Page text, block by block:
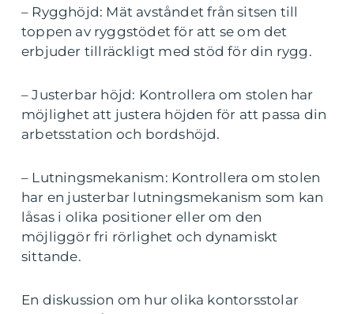
– Rygghöjd: Mät avståndet från sitsen till
toppen av ryggstödet för att se om det
erbjuder tillräckligt med stöd för din rygg.
– Justerbar höjd: Kontrollera om stolen har
möjlighet att justera höjden för att passa din
arbetsstation och bordshöjd.
– Lutningsmekanism: Kontrollera om stolen
har en justerbar lutningsmekanism som kan
låsas i olika positioner eller om den
möjliggör fri rörlighet och dynamiskt
sittande.
En diskussion om hur olika kontorsstolar